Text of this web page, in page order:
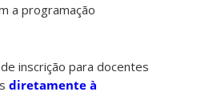
a programação
inscrição para docentes
diretamente à